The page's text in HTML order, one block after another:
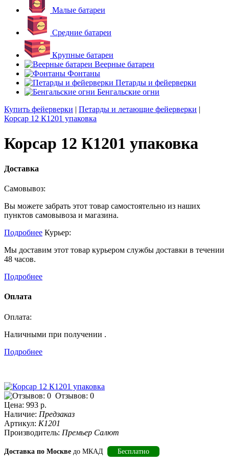
Малые батареи
Средние батареи
Крупные батареи
Веерные батареи
Фонтаны
Петарды и фейерверки
Бенгальские огни
Купить фейерверки | Петарды и летающие фейерверки |
Корсар 12 К1201 упаковка
Корсар 12 К1201 упаковка
Доставка
Самовывоз:
Вы можете забрать этот товар самостоятельно из наших
пунктов самовывоза и магазина.
Подробнее Курьер:
Мы доставим этот товар курьером службы доставки в течении
48 часов.
Подробнее
Оплата
Оплата:
Наличными при получении .
Подробнее
Отзывов: 0
Цена: 993 р.
Наличие: Предзаказ
Артикул: К1201
Производитель: Премьер Салют
Доставка по Москве до МКАД Бесплатно